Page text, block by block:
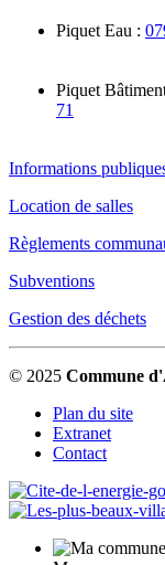
Piquet Eau :
Piquet
71
Informations
Location de salles
Règlements
Subventions
Gestion des déchets
© 2025 Commune
Plan du site
Extranet
Contact